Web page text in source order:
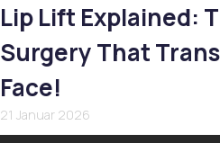
Lip Lift Explained:
Surgery That
Face!
21 Januar 2026